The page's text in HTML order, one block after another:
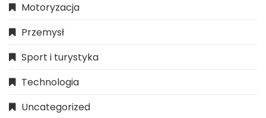
Motoryzacja
Przemysł
Sport i turystyka
Technologia
Uncategorized